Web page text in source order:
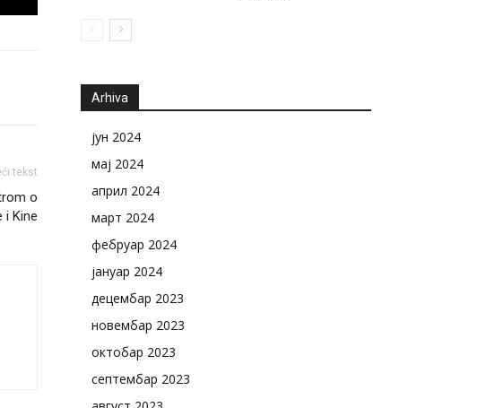
tekst
o
i Kine
Arhiva
јун 2024
мај 2024
април 2024
март 2024
фебруар 2024
јануар 2024
децембар 2023
новембар 2023
октобар 2023
септембар 2023